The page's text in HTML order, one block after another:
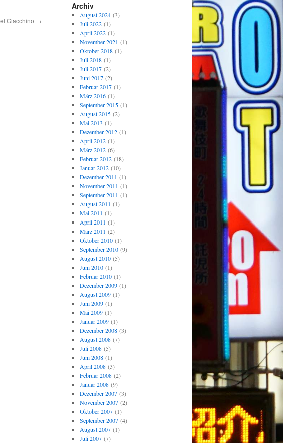
Giacchino →
Archiv
August 2024(3)
Juli 2022(1)
April 2022(1)
November 2021 (1)
Oktober 2018(1)
Juli 2018(1)
Juli 2017(2)
Juni 2017(2)
Februar 2017(1)
März 2016(1)
September 2015(1)
August 2015(2)
Mai 2013 (1)
Dezember 2012(1)
April 2012(1)
März 2012(6)
Februar 2012(18)
Januar 2012(10)
Dezember 2011 (1)
November 2011 (1)
September 2011 (1)
August 2011 (1)
Mai 2011 (1)
April 2011 (1)
März 2011 (2)
Oktober 2010(1)
September 2010(9)
August 2010(5)
Juni 2010(1)
Februar 2010(1)
Dezember 2009(1)
August 2009(1)
Juni 2009(1)
Mai 2009(1)
Januar 2009(1)
Dezember 2008(3)
August 2008(7)
Juli 2008(5)
Juni 2008(1)
April 2008(3)
Februar 2008(2)
Januar 2008(9)
Dezember 2007(3)
November 2007(2)
Oktober 2007(1)
September 2007(4)
August 2007(1)
Juli 2007(7)